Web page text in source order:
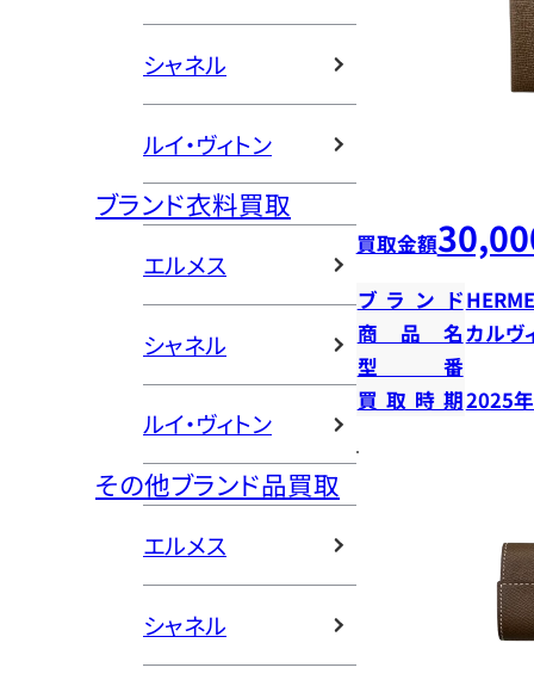
シャネル
ルイ・ヴィトン
ブランド衣料買取
エルメス
シャネル
ルイ・ヴィトン
その他ブランド品買取
エルメス
シャネル
買取金額
ブランド
商品名カルヴ
型番
買取時期2025